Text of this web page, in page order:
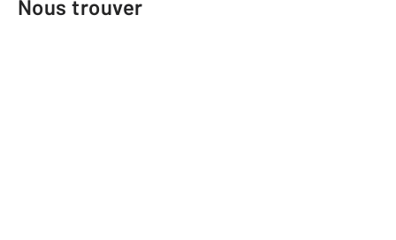
Nous trouver